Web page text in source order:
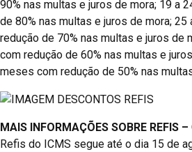
90% nas multas e juros de mora; 19 a
de 80% nas multas e juros de mora;
redução de 70% nas multas e juros de
com redução de 60% nas multas e
meses com redução de 50% nas
MAIS INFORMAÇÕES SOBRE REFIS –
Refis do ICMS segue até o dia 15 de